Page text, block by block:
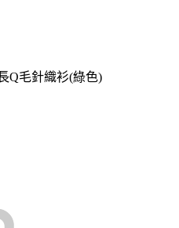
Q毛針織衫(綠色)